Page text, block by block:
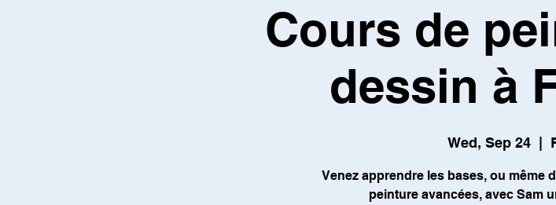
Cours de
dessin à
Wed, Sep 24
Venez apprendre les bases, ou même
peinture avancées, avec Sam